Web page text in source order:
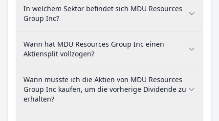
In welchem Sektor befindet sich MDU Resources
Group Inc?
Wann hat MDU Resources Group Inc einen
Aktiensplit vollzogen?
Wann musste ich die Aktien von MDU Resources
Group Inc kaufen, um die vorherige Dividende zu
erhalten?